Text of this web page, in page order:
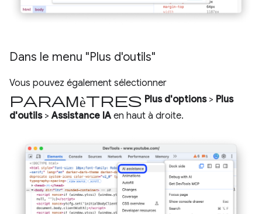
Dans le menu "Plus d'outils"
Vous pouvez également sélectionner
Paramètres Plus d'options> Plus
d'outils>Assistance IA en haut à droite.